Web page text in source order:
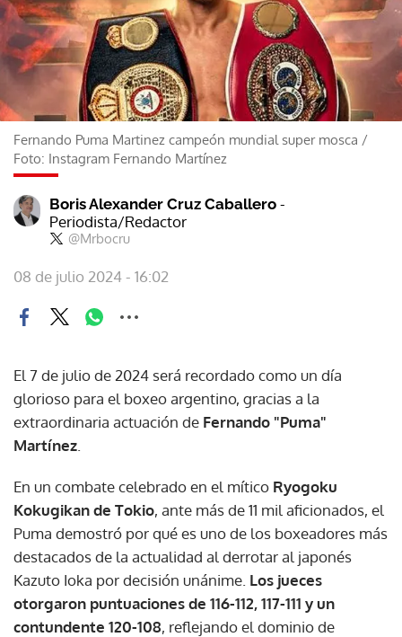
Fernando Puma Martinez campeón mundial super mosca /
Foto: Instagram Fernando Martínez
Boris Alexander Cruz Caballero -
Periodista/Redactor
@Mrbocru
08 de julio 2024 - 16:02
El 7 de julio de 2024 será recordado como un día
glorioso para el boxeo argentino, gracias a la
extraordinaria actuación de Fernando "Puma"
Martínez
En un combate celebrado en el mítico Ryogoku
Kokugikan de Tokio, ante más de 11 mil aficionados, el
Puma demostró por qué es uno de los boxeadores más
destacados de la actualidad al derrotar al japonés
Kazuto Ioka por decisión unánime. Los jueces
otorgaron puntuaciones de 116-112, 117-111 y un
contundente 120-108, reflejando el dominio de